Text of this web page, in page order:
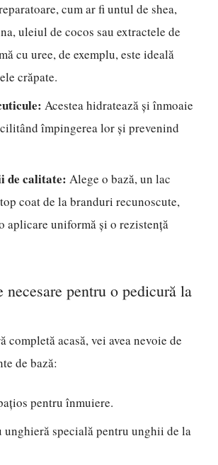
cum ar fi untul de shea,
uleiul de cocos sau extractele de
cu uree, de exemplu, este ideală
crăpate.
Acestea hidratează și înmoaie
împingerea lor și prevenind
de calitate: Alege o bază, un lac
coat de la branduri recunoscute,
aplicare uniformă și o rezistență
necesare pentru o pedicură la
completă acasă, vei avea nevoie de
de bază:
pentru înmuiere.
unghieră specială pentru unghii de la